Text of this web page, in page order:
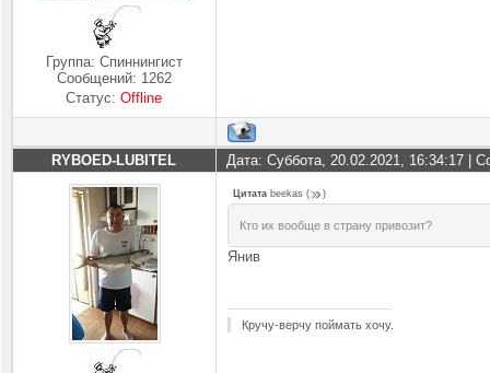
Группа: Спиннингист
Сообщений: 1262
Статус:Offline
RYBOED-LUBITEL Дата: Суббота, 20.02.2021, 16:34:17 |
Цитата beekas ( )
Кто их вообще в страну привозит?
Янив
Кручу-верчу поймать хочу.